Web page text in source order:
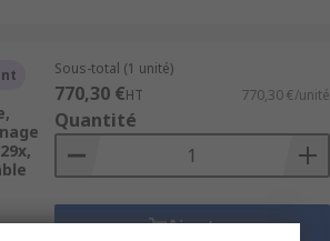
Sous-total (1 unité)
770,30 €HT 770,30 €/unité
Quantité
Ajouter